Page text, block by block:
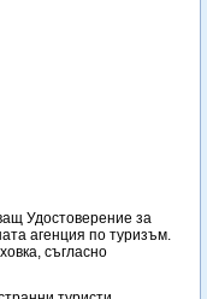
Удостоверение за
агенция по туризъм.
съгласно